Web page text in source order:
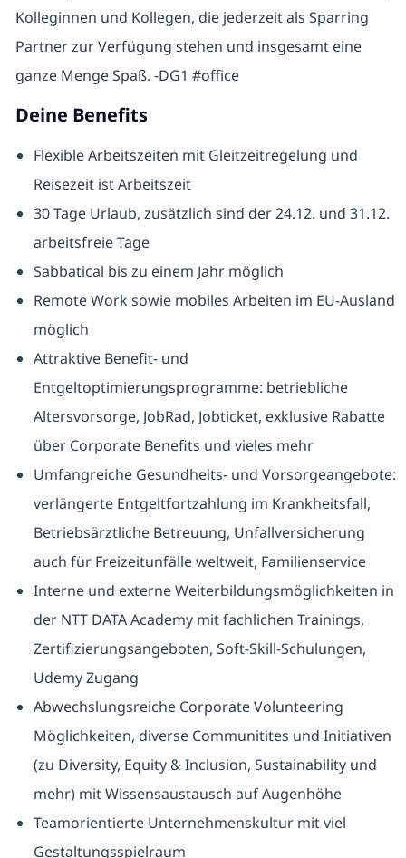
Kolleginnen und Kollegen, die jederzeit als Sparring
Partner zur Verfügung stehen und insgesamt eine
ganze Menge Spaß. -DG1 #office
Deine Benefits
Flexible Arbeitszeiten mit Gleitzeitregelung und
Reisezeit ist Arbeitszeit
30 Tage Urlaub, zusätzlich sind der 24.12. und 31.12.
arbeitsfreie Tage
Sabbatical bis zu einem Jahr möglich
Remote Work sowie mobiles Arbeiten im EU-Ausland
möglich
Attraktive Benefit- und
Entgeltoptimierungsprogramme: betriebliche
Altersvorsorge, JobRad, Jobticket, exklusive Rabatte
über Corporate Benefits und vieles mehr
Umfangreiche Gesundheits- und Vorsorgeangebote:
verlängerte Entgeltfortzahlung im Krankheitsfall,
Betriebsärztliche Betreuung, Unfallversicherung
auch für Freizeitunfälle weltweit, Familienservice
Interne und externe Weiterbildungsmöglichkeiten in
der NTT DATA Academy mit fachlichen Trainings,
Zertifizierungsangeboten, Soft-Skill-Schulungen,
Udemy Zugang
Abwechslungsreiche Corporate Volunteering
Möglichkeiten, diverse Communitites und Initiativen
(zu Diversity, Equity & Inclusion, Sustainability und
mehr) mit Wissensaustausch auf Augenhöhe
Teamorientierte Unternehmenskultur mit viel
Gestaltungsspielraum